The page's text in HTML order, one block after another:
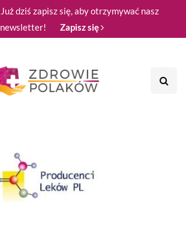
Już dziś zapisz się, aby otrzymywać nasz
newsletter!
Zapisz się